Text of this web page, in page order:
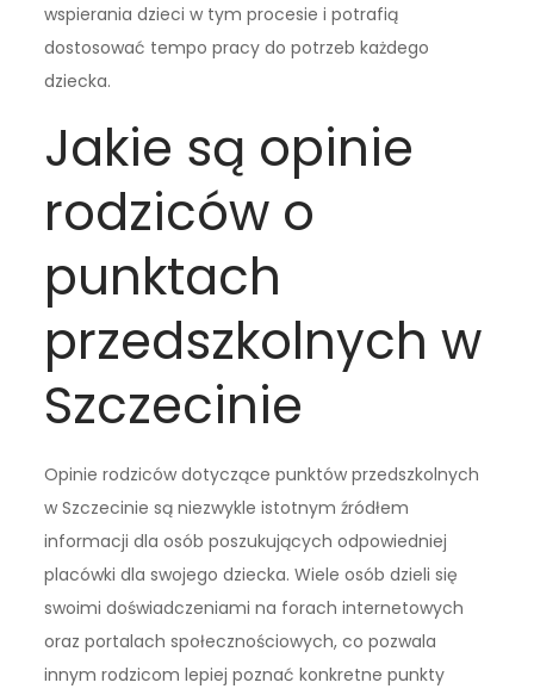
wspierania dzieci w tym procesie i potrafią
dostosować tempo pracy do potrzeb każdego
dziecka.
Jakie są opinie
rodziców o
punktach
przedszkolnych w
Szczecinie
Opinie rodziców dotyczące punktów przedszkolnych
w Szczecinie są niezwykle istotnym źródłem
informacji dla osób poszukujących odpowiedniej
placówki dla swojego dziecka. Wiele osób dzieli się
swoimi doświadczeniami na forach internetowych
oraz portalach społecznościowych, co pozwala
innym rodzicom lepiej poznać konkretne punkty